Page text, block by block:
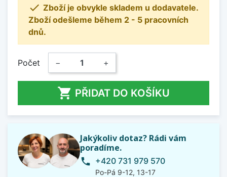
 Zboží je obvykle skladem u dodavatele.
Zboží odešleme během 2 - 5 pracovních
dnů.
Počet − +
 PŘIDAT DO KOŠÍKU
Jakýkoliv dotaz? Rádi vám
poradíme.
phone +420 731 979 570
Po-Pá 9-12, 13-17